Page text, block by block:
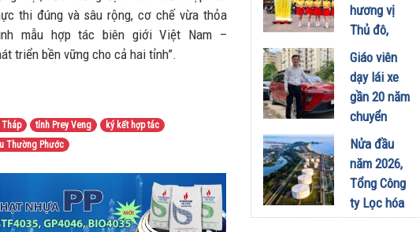
thi đúng và sâu rộng, cơ chế vừa thỏa
mẫu hợp tác biên giới Việt Nam –
triển bền vững cho cả hai tỉnh”.
tỉnh Prey Veng
ký kết hợp tác
Thường Phước
Áng
29/07/2026
nghị Trung
29/07/2026
hương vị
Thủ đô,
khuấy động
mùa hè tại
TP. Hồ Chí
Minh
Giáo viên
dạy lái xe
gần 20 năm
chuyển
sang dùng
Limo
Green: Tôi
đã hiểu vì
sao xe điện
Nửa đầu
năm 2026,
Tổng Công
ty Lọc hóa
dầu Việt